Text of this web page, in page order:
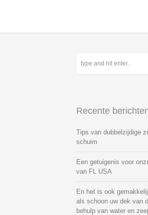
Recente
Tips van dubbelzijdige
schuim
Een getuigenis voor
van FL USA
En het is ook
als schoon uw dek van
behulp van water en